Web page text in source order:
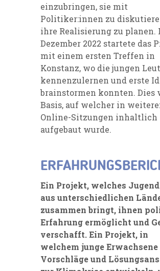
einzubringen, sie mit
Politiker:innen zu
ihre Realisierung zu planen.
Dezember 2022 startete das
mit einem ersten Treffen in
Konstanz, wo die jungen
kennenzulernen und erste
brainstormen konnten. Dies
Basis, auf welcher in
Online-Sitzungen inhaltlich
aufgebaut wurde.
Ein Projekt, welches
aus unterschiedlichen
zusammen bringt, ihnen
Erfahrung ermöglicht und
verschafft. Ein Projekt, in
welchem junge Erwachsene
Vorschläge und